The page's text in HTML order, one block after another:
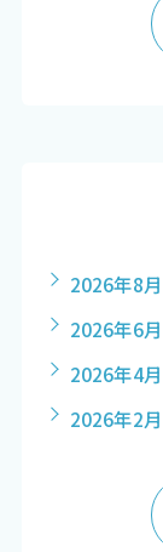
2026年8月
2026年6月
2026年4月
2026年2月